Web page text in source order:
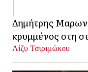
Δημήτρης
κρυμμένος στη
Λίζυ Τσιριμώκου